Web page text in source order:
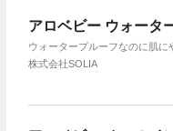
アロベビー ウォータ
ウォータープルーフなのに肌に
株式会社SOLIA